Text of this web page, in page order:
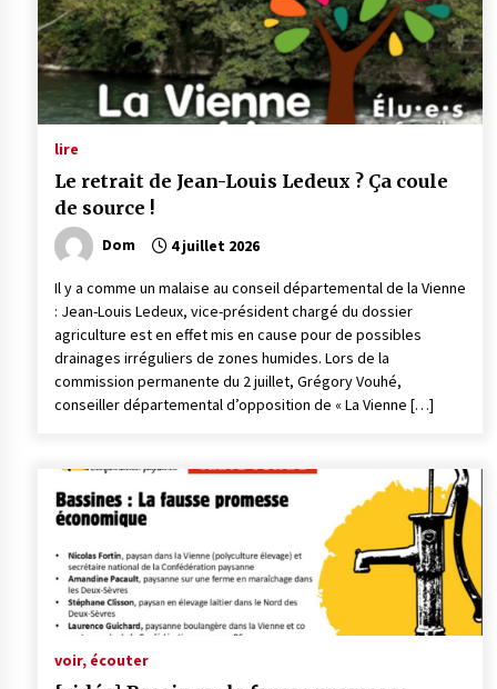
lire
Le retrait de Jean-Louis Ledeux ? Ça coule
de source !
Dom 4 juillet 2026
Il y a comme un malaise au conseil départemental de la Vienne
: Jean-Louis Ledeux, vice-président chargé du dossier
agriculture est en effet mis en cause pour de possibles
drainages irréguliers de zones humides. Lors de la
commission permanente du 2 juillet, Grégory Vouhé,
conseiller départemental d’opposition de « La Vienne […]
voir, écouter